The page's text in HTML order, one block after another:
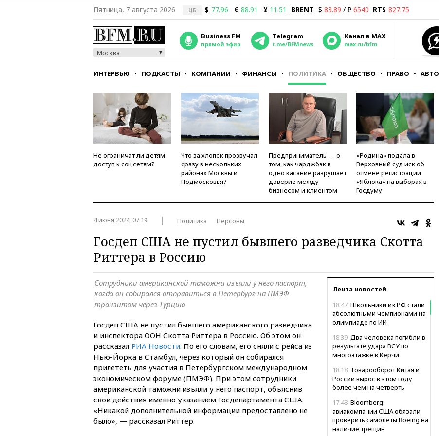
Пятница, 7 августа 2026 ЦБ $ 77.96 € 88.91 ¥ 11.51 BRENT $ 83.89 / ₽ 6540 RTS 827.75
Москва
Business FM
прямой эфир
Telegram
t.me/BFMnews
Канал в MAX
max.ru/bfm
ИНТЕРВЬЮ ПОДКАСТЫ КОМПАНИИ ФИНАНСЫ ПОЛИТИКА ОБЩЕСТВО ПРАВО АВТО
СТИЛЬ ТЕСТЫ
Не ограничат ли детям
доступ к соцсетям?
Что за хлопок прозвучал
сразу в нескольких
районах Москвы и
Подмосковья?
Предприниматель — о
том, как чарджбэк в
одно касание разрушает
доверие между
бизнесом и клиентом
«Родина» подала в
Верховный суд иск об
отмене регистрации
«Яблока» на выборах в
Госдуму
4 июня 2024, 07:19 Политика Персоны
Госдеп США не пустил бывшего разведчика Скотта
Риттера в Россию
Лента новостей
18:47 Школьники из РФ стали
абсолютными чемпионами на
олимпиаде по ИИ
18:39 Два человека погибли в
результате удара ВСУ по
многоэтажке в Керчи
18:18 Товарооборот Китая и
России вырос в этом году
более чем на четверть
17:48 Bloomberg:
авиакомпании США обязали
проверить самолеты Boeing на
наличие трещин
Сотрудники американской таможни изъяли у него паспорт,
когда он собирался отправиться в Петербург на ПМЭФ
транзитом через Турцию
Госдеп США не пустил бывшего американского разведчика
и инспектора ООН Скотта Риттера в Россию. Об этом он
рассказал РИА Новости. По его словам, его сняли с рейса из
Нью-Йорка в Стамбул, через который он собирался
прилететь для участия в Петербургском международном
экономическом форуме (ПМЭФ). При этом сотрудники
американской таможни изъяли у него паспорт, объяснив
свои действия именно указанием Госдепартамента США.
«Никакой дополнительной информации предоставлено не
было», — рассказал Риттер.